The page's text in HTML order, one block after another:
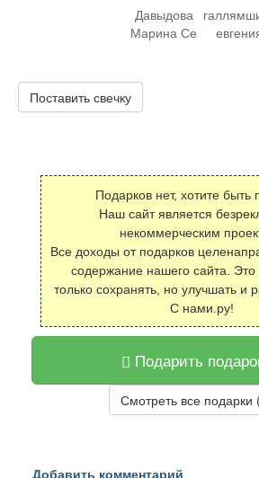
Давыдова
Марина Се
Поставить свечку
Подарков нет, хотите быть
Наш сайт является
некоммерческим
Все доходы от подарков
содержание нашего сайта. Это
только сохранять, но улучшать и
С нами.ру!
Подарить
Смотреть все подарки
Добавить комментарий